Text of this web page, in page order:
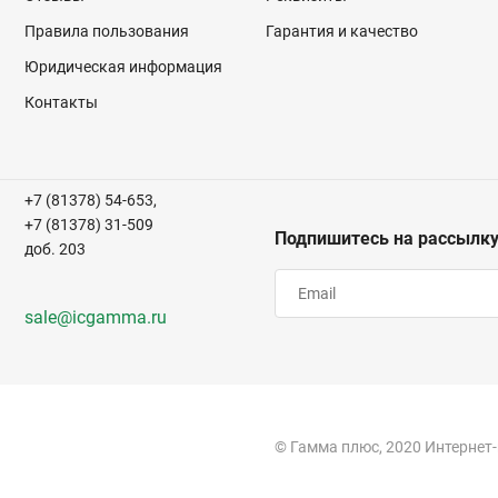
Правила пользования
Юридическая информация
Контакты
Гарантия и качество
Подпишитесь на рассылку
+7 (81378) 54-653,
+7 (81378) 31-509
доб. 203
sale@icgamma.ru
© Гамма плюс, 2020